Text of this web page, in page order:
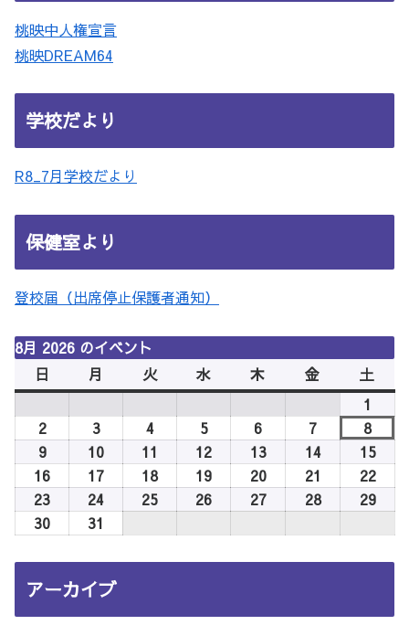
桃映中人権宣言
桃映DREAM64
学校だより
R8_7月学校だより
保健室より
登校届（出席停止保護者通知）
8月 2026 のイベント
日
曜
日
月
曜
日
火火
曜
日
水水
曜
日
木
曜
日
金
曜
日
土
曜
日
1
年
8
月
1
日
22026
年
8
月
2
日
32026
年
8
月
3
日
42026
年
8
月
日
52026
年
8
月
日
6
年
8
月
日
7
年
8
月
日
82026
年
8
月
日
92026
年
8
月
日
10
日
11
年
日
12
日
132026
年
8
日
142026
8
日
152026
年
8
日
16
16
日
17
17
日
182026
18
19
19
202026
年
20
21
年
21
222026
年
22
23
月
23
日
24
月
24
日
25
月
日
26
月
日
272026
月
日
282026
月
日
292026
月
日
30
8
月
30
31
8
月
31
アーカイブ